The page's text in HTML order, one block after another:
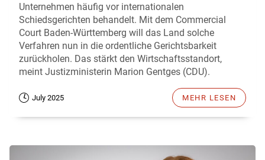
Unternehmen häufig vor internationalen
Schiedsgerichten behandelt. Mit dem Commercial
Court Baden-Württemberg will das Land solche
Verfahren nun in die ordentliche Gerichtsbarkeit
zurückholen. Das stärkt den Wirtschaftsstandort,
meint Justizministerin Marion Gentges (CDU).
July 2025 MEHR LESEN